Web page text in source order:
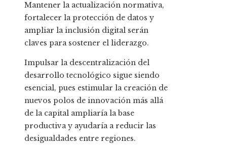
Mantener la actualización normativa,
fortalecer la protección de datos y
ampliar la inclusión digital serán
claves para sostener el liderazgo.
Impulsar la descentralización del
desarrollo tecnológico sigue siendo
esencial, pues estimular la creación de
nuevos polos de innovación más allá
de la capital ampliaría la base
productiva y ayudaría a reducir las
desigualdades entre regiones.